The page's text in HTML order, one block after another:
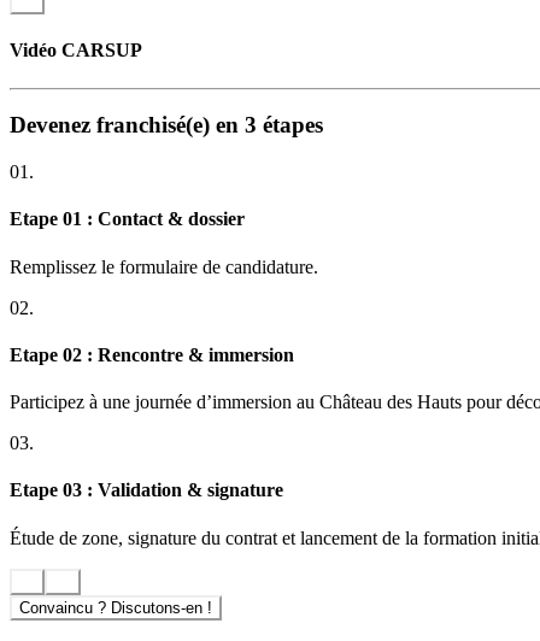
Vidéo CARSUP
Devenez franchisé(e) en 3 étapes
01.
Etape 01 : Contact & dossier
Remplissez le formulaire de candidature.
02.
Etape 02 : Rencontre & immersion
Participez à une journée d’immersion au Château des Hauts pour
03.
Etape 03 : Validation & signature
Étude de zone, signature du contrat et lancement de la formation
Convaincu ? Discutons-en !